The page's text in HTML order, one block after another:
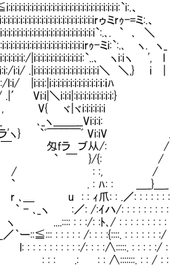
、
ゥミrｩ-=ミ:.、
､. ` ､ ＼
ｩ-ミi:`:.､ ヽ. ヽ_
､ ヽi:iヽ ', l
＼ ＼,} i
ｉ:ｉﾊ
＼
ヾ|ヾi:i:i:i:i:iⅣ
＿＿__Vi:i:i:Ⅳ
ﾞ￣￣￣ﾞ Vi:iV /
fラ ブ从/: /
}/{: /
:, /
: ＿_}＿_
: : .／: : : : : : :.
:ｲハ/: : : : : : : : : :
ﾄ､/ : : : : : : : : : :
: : : : : /: : : :{::::. : : : : : : :/ :
: : : : : : :/: : : :∧:::::. : : : : :/ : :
.: : : ∧:::::::. : : / : : : : :